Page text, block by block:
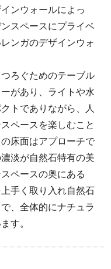
ンウォールによっ
スペースにプライベ
ンガのデザインウォ
ろぐためのテーブル
があり、ライトや水
トでありながら、人
ペースを楽しむこと
床面はアプローチで
淡が自然石特有の美
ペースの奥にある
手く取り入れ自然石
、全体的にナチュラ
す。